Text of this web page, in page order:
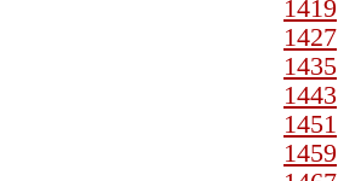
1419
1427
1435
1443
1451
1459